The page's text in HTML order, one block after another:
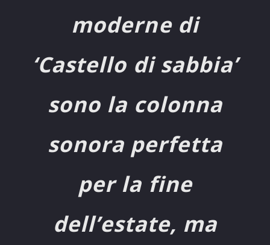
moderne di
‘Castello di sabbia’
sono la colonna
sonora perfetta
per la fine
dell’estate, ma